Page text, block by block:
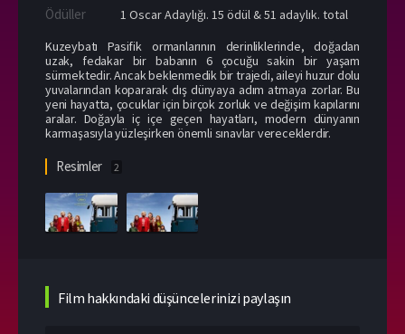
Ödüller
1 Oscar Adaylığı. 15 ödül & 51 adaylık. total
Kuzeybatı Pasifik ormanlarının derinliklerinde, doğadan
uzak, fedakar bir babanın 6 çocuğu sakin bir yaşam
sürmektedir. Ancak beklenmedik bir trajedi, aileyi huzur dolu
yuvalarından kopararak dış dünyaya adım atmaya zorlar. Bu
yeni hayatta, çocuklar için birçok zorluk ve değişim kapılarını
aralar. Doğayla iç içe geçen hayatları, modern dünyanın
karmaşasıyla yüzleşirken önemli sınavlar vereceklerdir.
Resimler 2
Film hakkındaki düşüncelerinizi paylaşın